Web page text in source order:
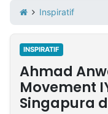
Iklan
Berita
Kami
Nasional
International
Olahraga
Entertainment
Daerah
Pariwisata
Kuliner
Kolom
Inspiratif
INSPIRATIF
Ahmad
Movement
Singapura